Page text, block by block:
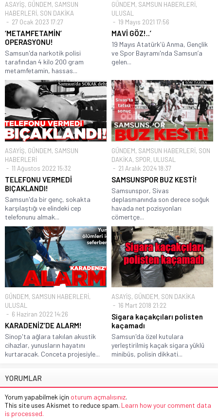
ASAYİŞ, GÜNDEM, SAMSUN
HABERLERİ, SON DAKİKA
27 Ocak 2023 17:27
‘METAMFETAMİN’
OPERASYONU!
Samsun'da narkotik polisi
tarafından 4 kilo 200 gram
metamfetamin, hassas...
GÜNDEM, SAMSUN HABERLERİ,
ULUSAL
19 Mayıs 2021 17:56
MAVİ GÖZ!..’
19 Mayıs Atatürk'ü Anma, Gençlik
ve Spor Bayramı'nda Samsun’a
gelen...
ASAYİŞ, GÜNDEM, SAMSUN
HABERLERİ
11 Ağustos 2022 15:32
TELEFONU VERMEDİ
BIÇAKLANDI!
Samsun'da bir genç, sokakta
karşılaştığı ve elindeki cep
telefonunu almak...
GÜNDEM, SAMSUN HABERLERİ, SON
DAKİKA, SPOR, ULUSAL
21 Aralık 2024 18:37
SAMSUNSPOR BUZ KESTİ!
Samsunspor, Sivas
deplasmanında son derece soğuk
havada net pozisyonları
cömertçe...
GÜNDEM, SAMSUN HABERLERİ,
ULUSAL
6 Haziran 2022 14:26
KARADENİZ’DE ALARM!
Sinop'ta ağlara takılan akustik
cihazlar, yunusların hayatını
kurtaracak. Conceta projesiyle...
ASAYİŞ, GÜNDEM, SON DAKİKA
16 Mart 2018 21:22
Sigara kaçakçıları polisten
kaçamadı
Samsun'da özel kutulara
yerleştirilmiş kaçak sigara yüklü
minibüs, polisin dikkati...
YORUMLAR
Yorum yapabilmek için oturum açmalısınız.
This site uses Akismet to reduce spam. Learn how your comment data
is processed.